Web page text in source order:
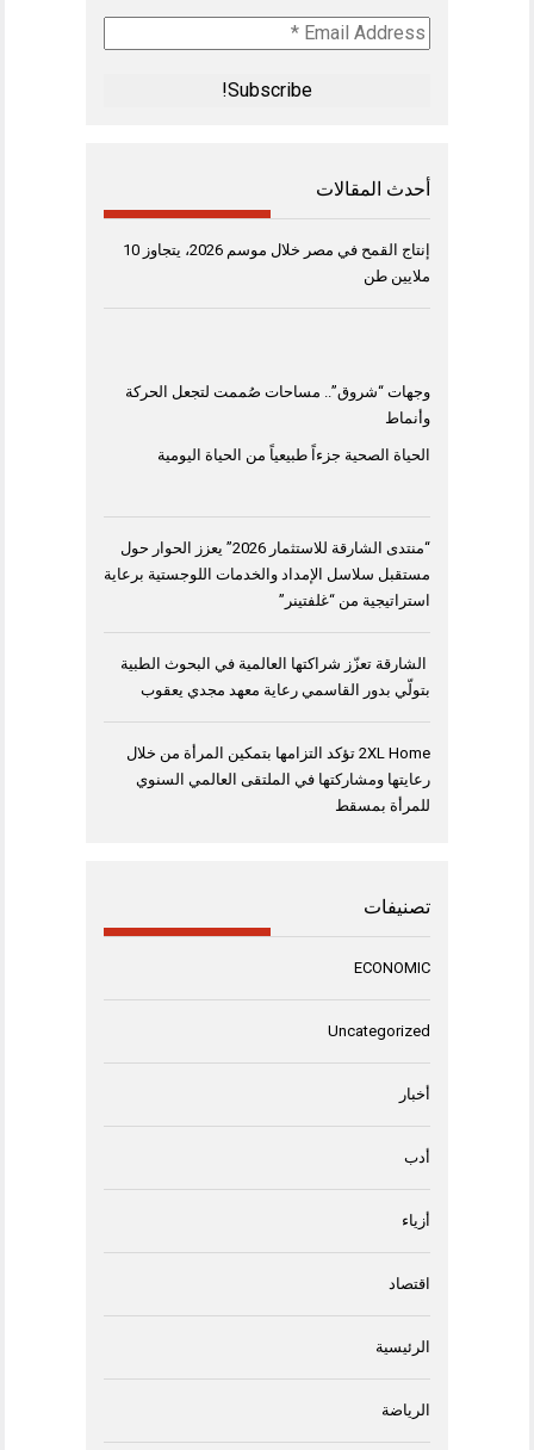
Email
Address
أحدث المقالات
إنتاج القمح في مصر خلال موسم 2026، يتجاوز 10
ملايين طن
وجهات “شروق”.. مساحات صُممت لتجعل الحركة
وأنماط
الحياة الصحية جزءاً طبيعياً من الحياة اليومية
“منتدى الشارقة للاستثمار 2026” يعزز الحوار حول
مستقبل سلاسل الإمداد والخدمات اللوجستية برعاية
استراتيجية من “غلفتينر”
الشارقة تعزّز شراكتها العالمية في البحوث الطبية
بتولّي بدور القاسمي رعاية معهد مجدي يعقوب
2XL Home تؤكد التزامها بتمكين المرأة من خلال
رعايتها ومشاركتها في الملتقى العالمي السنوي
للمرأة بمسقط
تصنيفات
ECONOMIC
Uncategorized
أخبار
أدب
أزياء
اقتصاد
الرئيسية
الرياضة